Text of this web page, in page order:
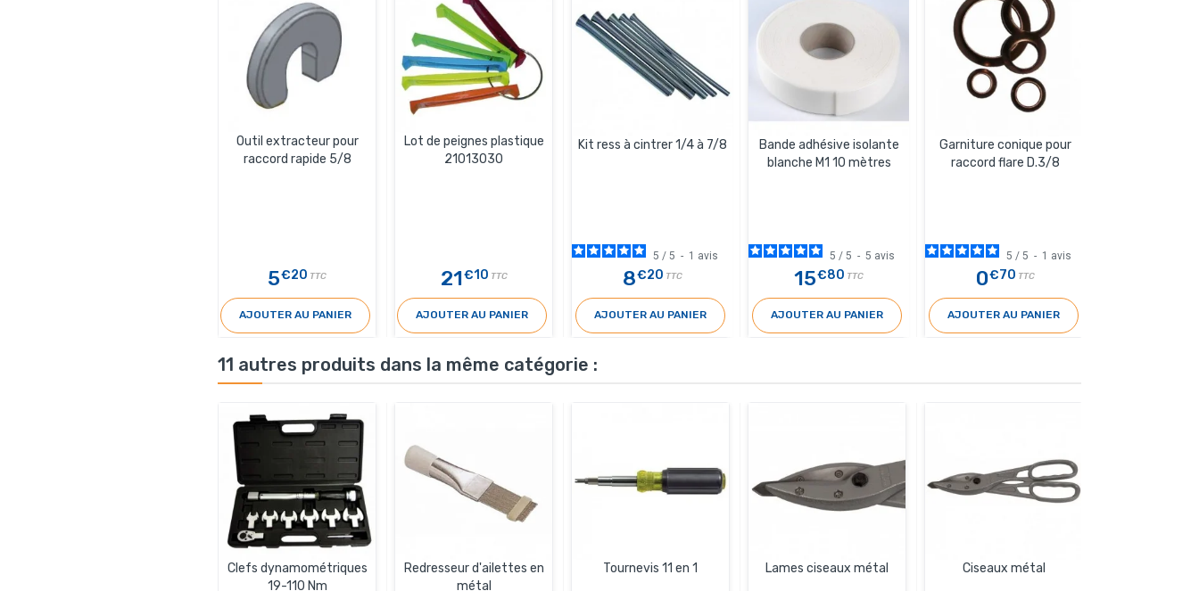
Outil extracteur pour
raccord rapide 5/8
5€20 TTC
AJOUTER AU PANIER
Lot de peignes plastique
21013030
21€10 TTC
AJOUTER AU PANIER
Kit ress à cintrer 1/4 à 7/8
5 / 5 - 1 avis
8€20 TTC
AJOUTER AU PANIER
Bande adhésive isolante
blanche M1 10 mètres
5 / 5 - 5 avis
15€80 TTC
AJOUTER AU PANIER
Garniture conique pour
raccord flare D.3/8
5 / 5 - 1 avis
0€70 TTC
AJOUTER AU PANIER
11 autres produits dans la même catégorie :
Clefs dynamométriques
19-110 Nm
Redresseur d'ailettes en
métal
Tournevis 11 en 1 Lames ciseaux métal Ciseaux métal